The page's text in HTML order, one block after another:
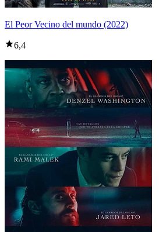
El Peor Vecino del mundo (2022)
6,4